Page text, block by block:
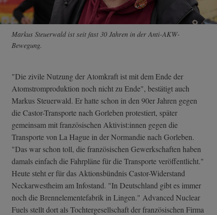
Markus Steuerwald ist seit fast 30 Jahren in der Anti-AKW-
Bewegung.
"Die zivile Nutzung der Atomkraft ist mit dem Ende der
Atomstromproduktion noch nicht zu Ende", bestätigt auch
Markus Steuerwald. Er hatte schon in den 90er Jahren gegen
die Castor-Transporte nach Gorleben protestiert, später
gemeinsam mit französischen Aktivist:innen gegen die
Transporte von La Hague in der Normandie nach Gorleben.
"Das war schon toll, die französischen Gewerkschaften haben
damals einfach die Fahrpläne für die Transporte veröffentlicht."
Heute steht er für das Aktionsbündnis Castor-Widerstand
Neckarwestheim am Infostand. "In Deutschland gibt es immer
noch die Brennelementefabrik in Lingen." Advanced Nuclear
Fuels stellt dort als Tochtergesellschaft der französischen Firma